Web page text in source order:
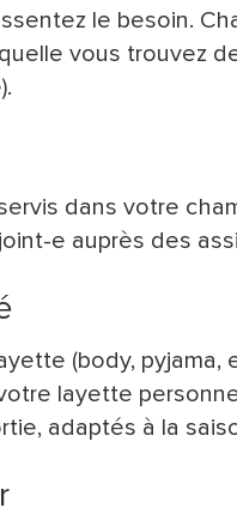
le besoin.
vous trouvez
dans votre
e auprès des
(body, pyjama,
layette
adaptés à la